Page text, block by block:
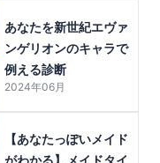
あなたを新世紀エヴァ
ンゲリオンのキャラで
例える診断
2024年06月
【あなたっぽいメイド